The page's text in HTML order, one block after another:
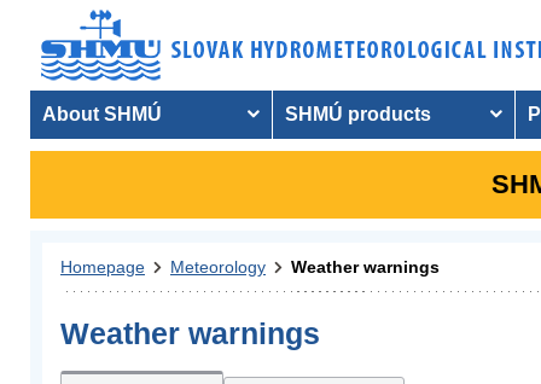
About SHMÚ SHMÚ products
Homepage Meteorology Weather warnings
Weather warnings